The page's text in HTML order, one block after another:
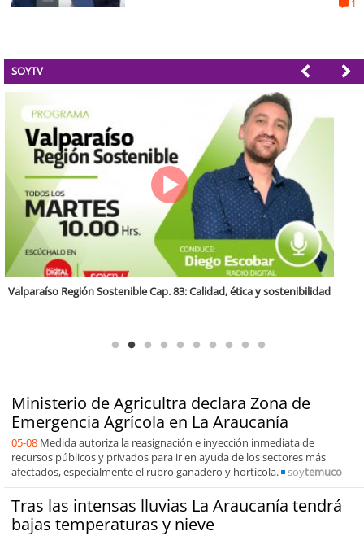
1
SOYTV
Ministerio de Agricultra declara Zona de
Emergencia Agrícola en La Araucanía
05-08 Medida autoriza la reasignación e inyección inmediata de
recursos públicos y privados para ir en ayuda de los sectores más
afectados, especialmente el rubro ganadero y hortícola.
soytemuco
Tras las intensas lluvias La Araucanía tendrá
bajas temperaturas y nieve